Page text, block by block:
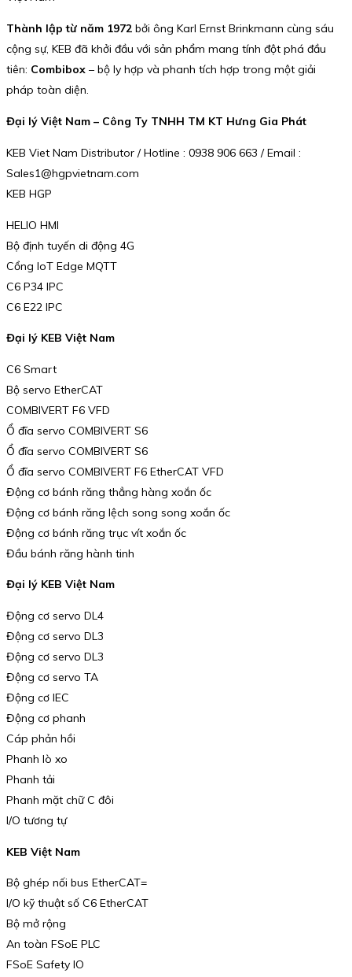
Thành lập từ năm 1972 bởi ông Karl Ernst Brinkmann cùng sáu
cộng sự, KEB đã khởi đầu với sản phẩm mang tính đột phá đầu
tiên: Combibox – bộ ly hợp và phanh tích hợp trong một giải
pháp toàn diện.
Đại lý Việt Nam – Công Ty TNHH TM KT Hưng Gia Phát
KEB Viet Nam Distributor / Hotline : 0938 906 663 / Email :
Sales1@hgpvietnam.com
KEB HGP
HELIO HMI
Bộ định tuyến di động 4G
Cổng IoT Edge MQTT
C6 P34 IPC
C6 E22 IPC
Đại lý KEB Việt Nam
C6 Smart
Bộ servo EtherCAT
COMBIVERT F6 VFD
Ổ đĩa servo COMBIVERT S6
Ổ đĩa servo COMBIVERT S6
Ổ đĩa servo COMBIVERT F6 EtherCAT VFD
Động cơ bánh răng thẳng hàng xoắn ốc
Động cơ bánh răng lệch song song xoắn ốc
Động cơ bánh răng trục vít xoắn ốc
Đầu bánh răng hành tinh
Đại lý KEB Việt Nam
Động cơ servo DL4
Động cơ servo DL3
Động cơ servo DL3
Động cơ servo TA
Động cơ IEC
Động cơ phanh
Cáp phản hồi
Phanh lò xo
Phanh tải
Phanh mặt chữ C đôi
I/O tương tự
KEB Việt Nam
Bộ ghép nối bus EtherCAT=
I/O kỹ thuật số C6 EtherCAT
Bộ mở rộng
An toàn FSoE PLC
FSoE Safety IO